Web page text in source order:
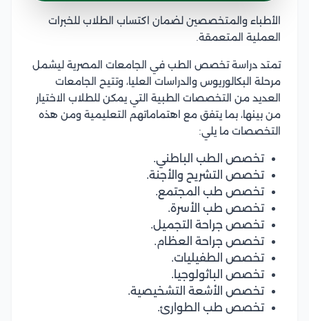
الأطباء والمتخصصين لضمان اكتساب الطلاب للخبرات
العملية المتعمقة.
تمتد دراسة تخصص الطب في الجامعات المصرية ليشمل
مرحلة البكالوريوس والدراسات العليا، وتتيح الجامعات
العديد من التخصصات الطبية التي يمكن للطلاب الاختيار
من بينها، بما يتفق مع اهتماماتهم التعليمية ومن هذه
التخصصات ما يلي:
تخصص الطب الباطني.
تخصص التشريح والأجنة.
تخصص طب المجتمع.
تخصص طب الأسرة.
تخصص جراحة التجميل.
تخصص جراحة العظام.
تخصص الطفيليات.
تخصص الباثولوجيا.
تخصص الأشعة التشخيصية.
تخصص طب الطوارئ.